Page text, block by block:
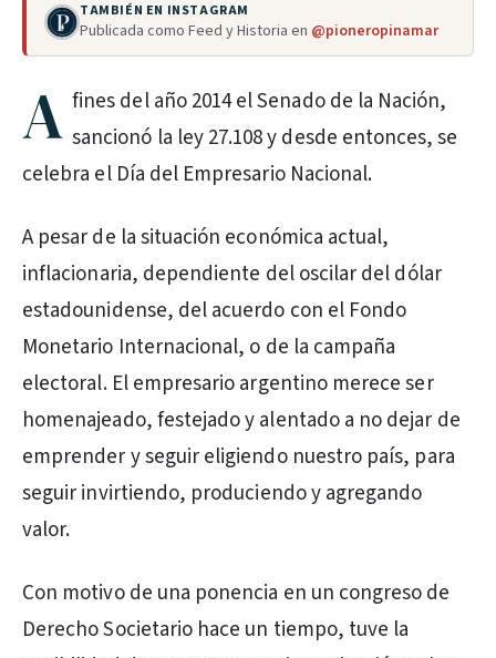
TAMBIÉN EN INSTAGRAM
Publicada como Feed y Historia en @pioneropinamar
A fines del año 2014 el Senado de la Nación,
sancionó la ley 27.108 y desde entonces, se
celebra el Día del Empresario Nacional.
A pesar de la situación económica actual,
inflacionaria, dependiente del oscilar del dólar
estadounidense, del acuerdo con el Fondo
Monetario Internacional, o de la campaña
electoral. El empresario argentino merece ser
homenajeado, festejado y alentado a no dejar de
emprender y seguir eligiendo nuestro país, para
seguir invirtiendo, produciendo y agregando
valor.
Con motivo de una ponencia en un congreso de
Derecho Societario hace un tiempo, tuve la